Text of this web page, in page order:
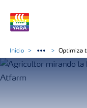
Inicio Optimiza